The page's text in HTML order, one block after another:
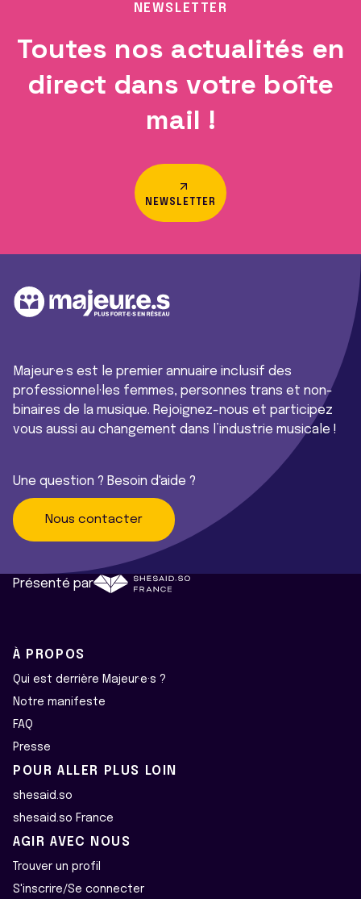
NEWSLETTER
Toutes nos actualités en
direct dans votre boîte
mail !
NEWSLETTER
Majeur·e·s est le premier annuaire inclusif des
professionnel·les femmes, personnes trans et non-
binaires de la musique. Rejoignez-nous et participez
vous aussi au changement dans l’industrie musicale !
Une question ? Besoin d'aide ?
Nous contacter
Présenté par
À PROPOS
Qui est derrière Majeur·e·s ?
Notre manifeste
FAQ
Presse
POUR ALLER PLUS LOIN
shesaid.so
shesaid.so France
AGIR AVEC NOUS
Trouver un profil
S'inscrire/Se connecter